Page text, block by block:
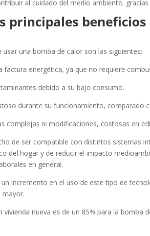
al cuidado del medio ambiente,
principales
usar una bomba de calor son las siguientes:
factura energética, ya que no requiere
debido a su bajo consumo.
durante su funcionamiento, comparado
complejas ni modificaciones, costosas en
de ser compatible con distintos sistemas
del hogar y de reducir el impacto
en general.
incremento en el uso de este tipo de
mayor.
vivienda nueva es de un 85% para la bomba